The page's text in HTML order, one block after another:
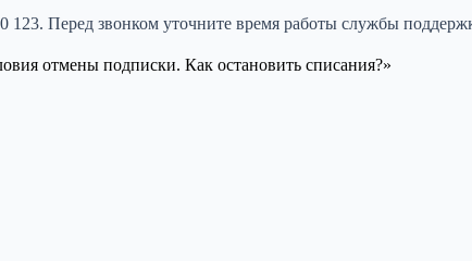
123. Перед звонком уточните время работы службы
отмены подписки. Как остановить списания?»